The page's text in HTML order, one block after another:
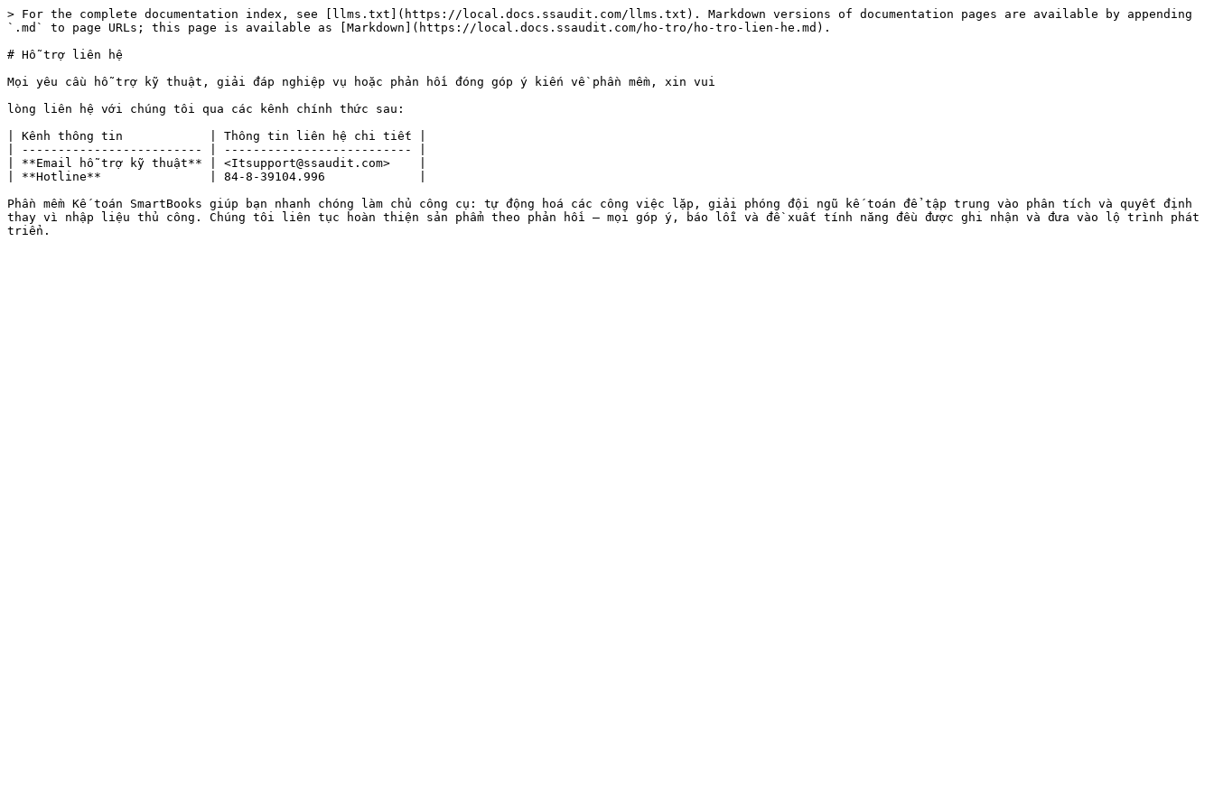
> For the complete documentation index, see [llms.txt](https://local.docs.ssaudit.com/llms.txt). Markdown versions of documentation pages are available by appending
`.md` to page URLs; this page is available as [Markdown](https://local.docs.ssaudit.com/ho-tro/ho-tro-lien-he.md).
# Hỗ trợ liên hệ
Mọi yêu cầu hỗ trợ kỹ thuật, giải đáp nghiệp vụ hoặc phản hồi đóng góp ý kiến về phần mềm, xin vui
lòng liên hệ với chúng tôi qua các kênh chính thức sau:
| Kênh thông tin            | Thông tin liên hệ chi tiết |
| ------------------------- | -------------------------- |
| **Email hỗ trợ kỹ thuật** | <Itsupport@ssaudit.com>    |
| **Hotline**               | 84-8-39104.996             |
Phần mềm Kế toán SmartBooks giúp bạn nhanh chóng làm chủ công cụ: tự động hoá các công việc lặp, giải phóng đội ngũ kế toán để tập trung vào phân tích và quyết định
thay vì nhập liệu thủ công. Chúng tôi liên tục hoàn thiện sản phẩm theo phản hồi — mọi góp ý, báo lỗi và đề xuất tính năng đều được ghi nhận và đưa vào lộ trình phát